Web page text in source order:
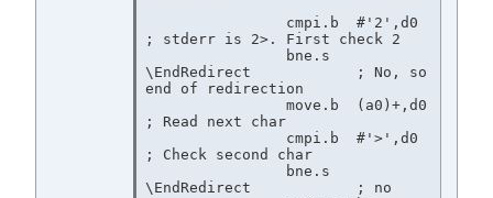
; stderr is 2>. First check 2
\EndRedirect		; No, so
end of redirection
; Read next char
; Check second char
\EndRedirect		; no